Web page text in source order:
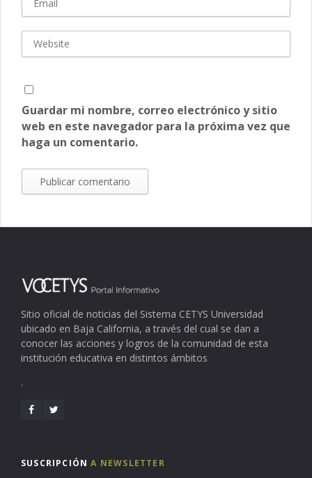
Guardar mi nombre, correo electrónico y sitio
web en este navegador para la próxima vez que
haga un comentario.
Sitio oficial de noticias del Sistema CETYS Universidad
ubicado en Baja California, a través del cual se dan a
conocer las acciones y logros de la comunidad de esta
institución educativa en distintos ámbitos
.
SUSCRIPCIÓNA NEWSLETTER